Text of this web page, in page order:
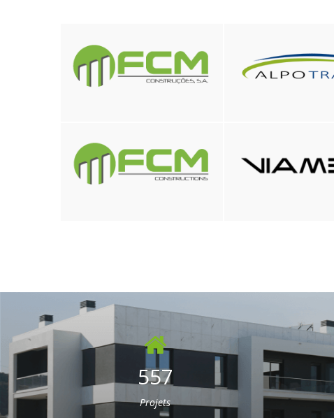
557
Projets